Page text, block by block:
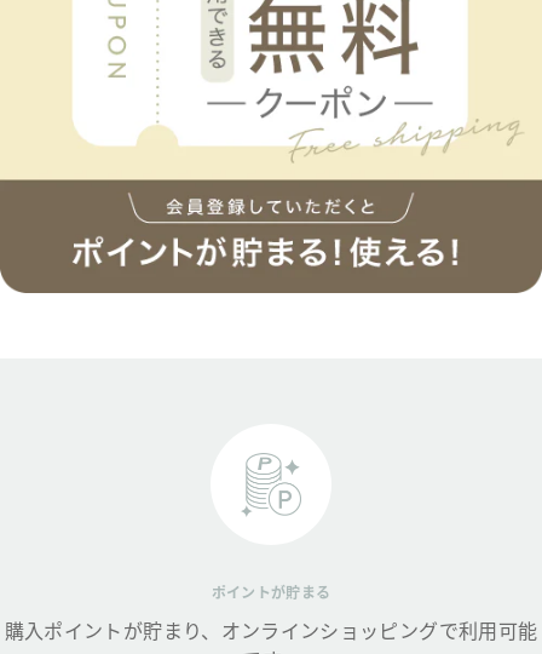
ポイントが貯まる
購入ポイントが貯まり、オンラインショッピングで利用可能